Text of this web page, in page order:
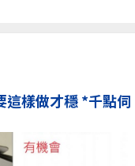
這樣做才穩 *千點伺